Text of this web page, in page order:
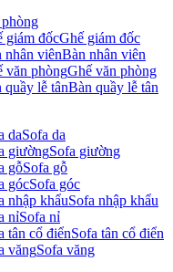
Ghế giám đốc
Bàn nhân viên
Ghế văn phòng
Bàn quầy lễ tân
Sofa da
Sofa giường
Sofa gỗ
Sofa góc
Sofa nhập khẩu
Sofa nỉ
Sofa tân cổ điển
Sofa văng